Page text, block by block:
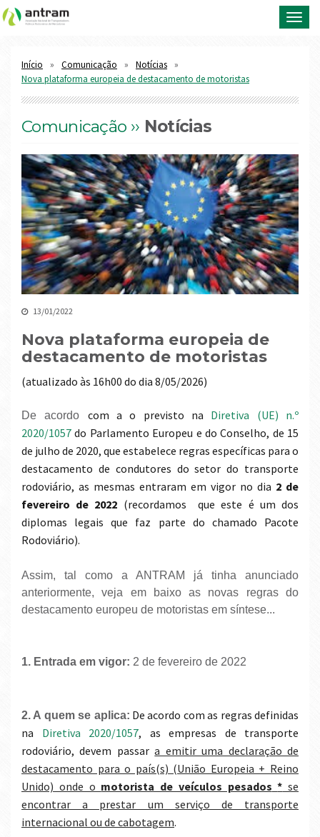
Início Comunicação
Notícias
Nova plataforma europeia de destacamento de motoristas
Comunicação ›› Notícias
13/01/2022
Nova plataforma europeia de
destacamento de motoristas
(atualizado às 16h00 do dia 8/05/2026)
De acordo com a o previsto na Diretiva (UE) n.º
2020/1057 do Parlamento Europeu e do Conselho, de 15
de julho de 2020, que estabelece regras específicas para o
destacamento de condutores do setor do transporte
rodoviário, as mesmas entraram em vigor no dia 2 de
fevereiro de 2022 (recordamos que este é um dos
diplomas legais que faz parte do chamado Pacote
Rodoviário).
Assim, tal como a ANTRAM já tinha anunciado
anteriormente, veja em baixo as novas regras do
destacamento europeu de motoristas em síntese...
1. Entrada em vigor: 2 de fevereiro de 2022
2. A quem se aplica: De acordo com as regras definidas
na Diretiva 2020/1057, as empresas de transporte
rodoviário, devem passara emitir uma declaração de
destacamento para o país(s) (União Europeia + Reino
Unido) onde o motorista de veículos pesados * se
encontrar a prestar um serviço de transporte
internacional ou de cabotagem.